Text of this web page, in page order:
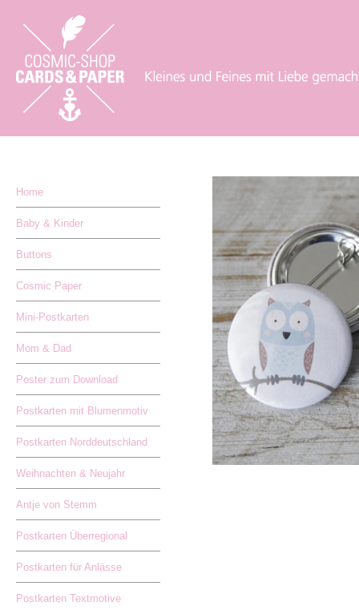
Home
Baby & Kinder
Buttons
Cosmic Paper
Mini-Postkarten
Mom & Dad
Poster zum Download
Postkarten mit Blumenmotiv
Postkarten Norddeutschland
Weihnachten & Neujahr
Antje von Stemm
Postkarten Überregional
Postkarten für Anlässe
Postkarten Textmotive